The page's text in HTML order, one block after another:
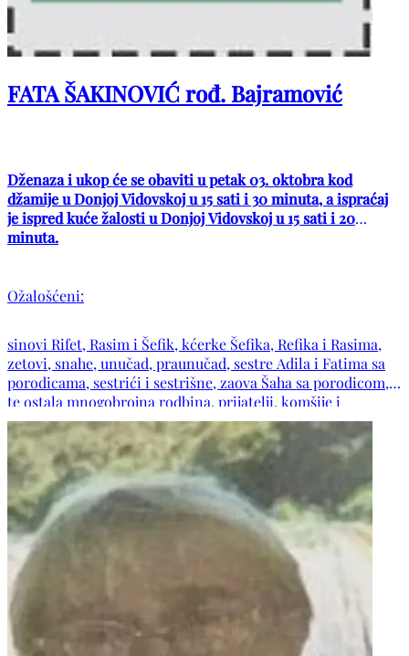
FATA ŠAKINOVIĆ rođ. Bajramović
Dženaza i ukop će se obaviti u petak 03. oktobra kod
džamije u Donjoj Vidovskoj u 15 sati i 30 minuta, a ispraćaj
je ispred kuće žalosti u Donjoj Vidovskoj u 15 sati i 20
minuta.
Ožalošćeni:
sinovi Rifet, Rasim i Šefik, kćerke Šefika, Refika i Rasima,
zetovi, snahe, unučad, praunučad, sestre Adila i Fatima sa
porodicama, sestrići i sestrišne, zaova Šaha sa porodicom,
te ostala mnogobrojna rodbina, prijatelji, komšije i
poznanici.